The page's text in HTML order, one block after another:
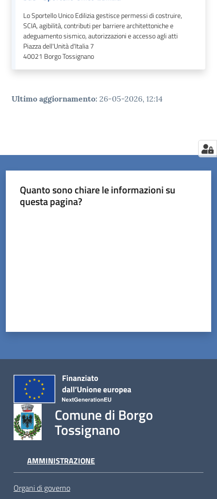
Lo Sportello Unico Edilizia gestisce permessi di costruire,
SCIA, agibilità, contributi per barriere architettoniche e
adeguamento sismico, autorizzazioni e accesso agli atti
Piazza dell'Unità d'Italia 7
40021 Borgo Tossignano
Ultimo aggiornamento: 26-05-2026, 12:14
Quanto sono chiare le informazioni su
questa pagina?
Comune di Borgo
Tossignano
AMMINISTRAZIONE
Organi di governo